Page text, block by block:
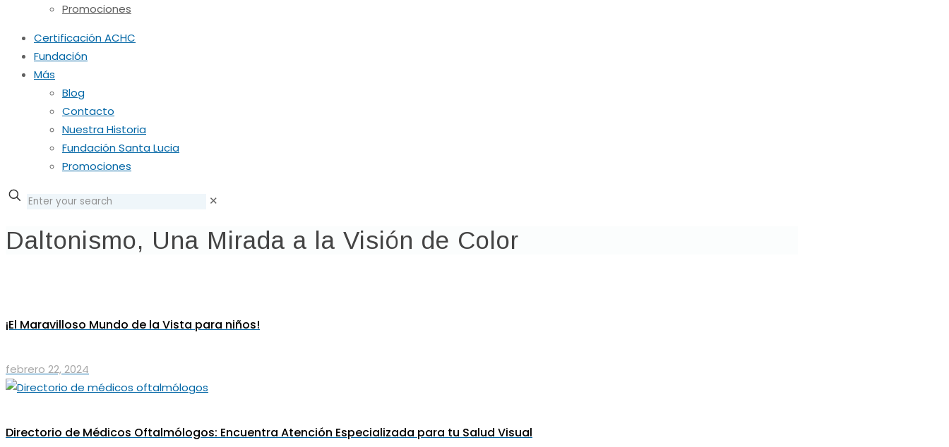
Promociones
Certificación ACHC
Fundación
Más
Blog
Contacto
Nuestra Historia
Fundación Santa Lucia
Promociones
✕
Daltonismo, Una Mirada a la Visión de Color
¡El Maravilloso Mundo de la Vista para niños!
febrero 22, 2024
Directorio de Médicos Oftalmólogos: Encuentra Atención Especializada para tu Salud Visual